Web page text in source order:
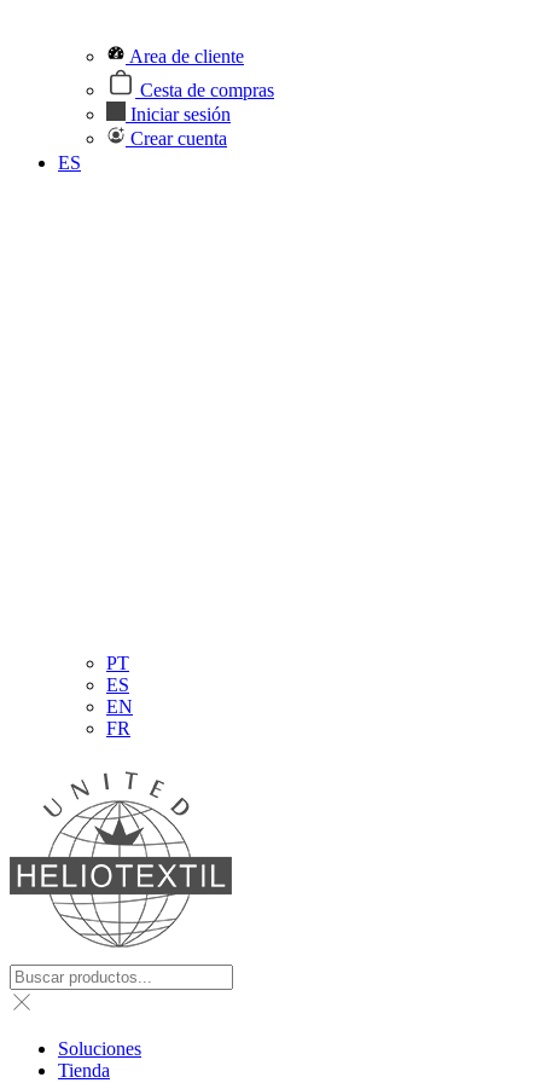
Area de cliente
Cesta de compras
Iniciar sesión
Crear cuenta
ES
PT
ES
EN
FR
Soluciones
Tienda